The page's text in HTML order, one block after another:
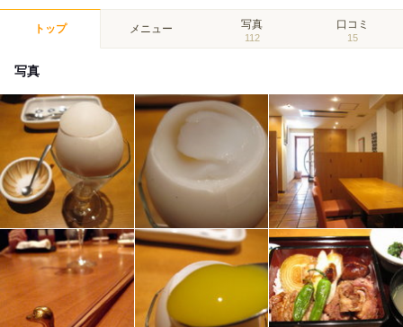
トップ メニュー 写真
112
口コミ
15
写真